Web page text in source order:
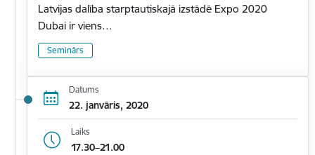
Latvijas dalība starptautiskajā izstādē Expo 2020
Dubai ir viens…
Seminārs
Datums
22. janvāris, 2020
Laiks
17.30–21.00